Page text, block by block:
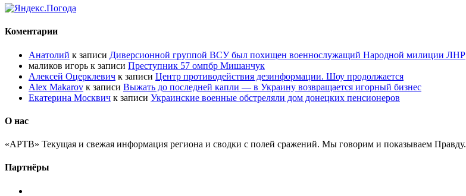
Коментарии
Анатолий к записи Диверсионной группой ВСУ был похищен военнослужащий Народной милиции ЛНР
маликов игорь к записи Преступник 57 омпбр Мишанчук
Алексей Оцерклевич к записи Центр противодействия дезинформации. Шоу продолжается
Alex Makarov к записи Выжать до последней капли — в Украину возвращается игорный бизнес
Екатерина Москвич к записи Украинские военные обстреляли дом донецких пенсионеров
О нас
«АРТВ» Текущая и свежая информация региона и сводки с полей сражений. Мы говорим и показываем Правду.
Партнёры